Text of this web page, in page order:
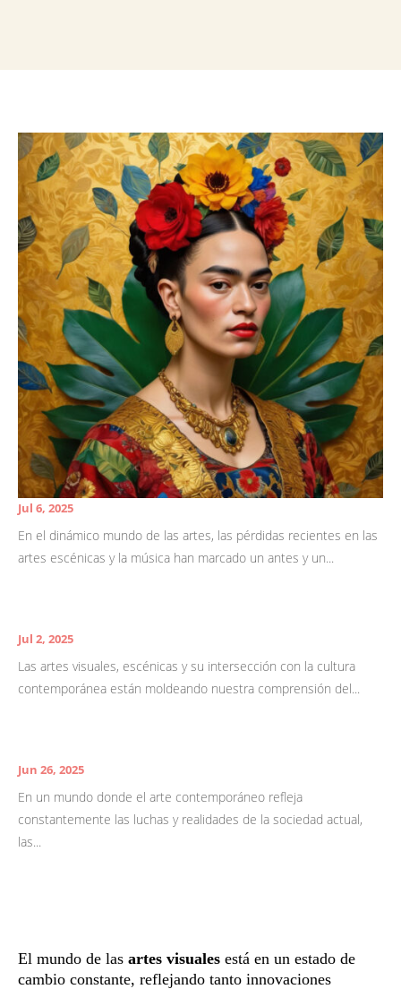
Jul 6, 2025
En el dinámico mundo de las artes, las pérdidas recientes en las
artes escénicas y la música han marcado un antes y un...
Jul 2, 2025
Las artes visuales, escénicas y su intersección con la cultura
contemporánea están moldeando nuestra comprensión del...
Jun 26, 2025
En un mundo donde el arte contemporáneo refleja
constantemente las luchas y realidades de la sociedad actual,
las...
El mundo de las artes visuales está en un estado de
cambio constante, reflejando tanto innovaciones